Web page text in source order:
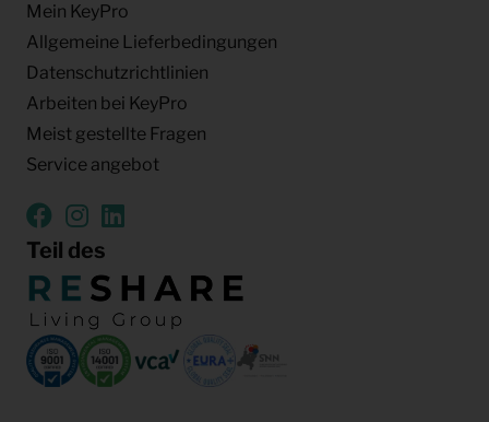
Mein KeyPro
Allgemeine Lieferbedingungen
Datenschutzrichtlinien
Arbeiten bei KeyPro
Meist gestellte Fragen
Service angebot
Teil des